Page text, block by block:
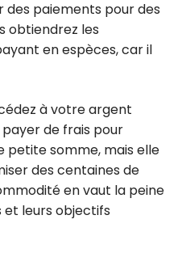
des paiements pour des
obtiendrez les
en espèces, car il
à votre argent
payer de frais pour
petite somme, mais elle
des centaines de
en vaut la peine
leurs objectifs